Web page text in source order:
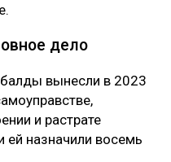
дело
вынесли в 2023
и растрате
ей назначили восемь